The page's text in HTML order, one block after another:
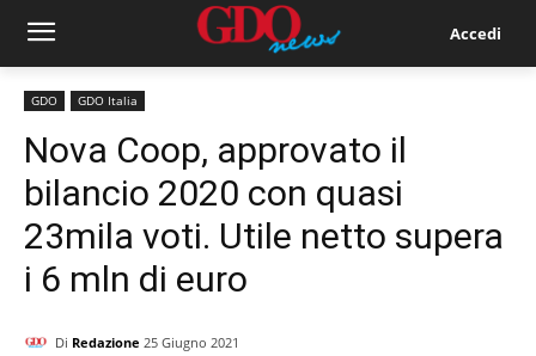
Accedi
GDO GDO Italia
Nova Coop, approvato il
bilancio 2020 con quasi
23mila voti. Utile netto supera
i 6 mln di euro
Di Redazione 25 Giugno 2021